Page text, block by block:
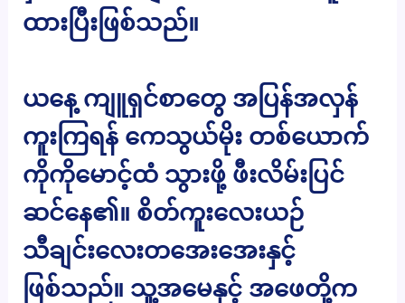
ထားပြီးဖြစ်သည်။
ယနေ့ ကျူရှင်စာတွေ အပြန်အလှန်
ကူးကြရန် ကေသွယ်မိုး တစ်ယောက်
ကိုကိုမောင့်ထံ သွားဖို့ ဖီးလိမ်းပြင်
ဆင်နေ၏။ စိတ်ကူးလေးယဉ်
သီချင်းလေးတအေးအေးနှင့်
ဖြစ်သည်။ သူ့အမေနှင့် အဖေတို့က